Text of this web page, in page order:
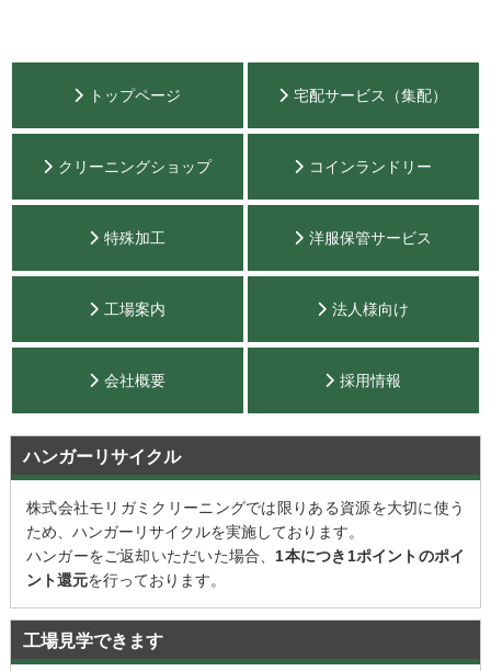
トップページ 宅配サービス（集配）
クリーニングショップ コインランドリー
特殊加工 洋服保管サービス
工場案内 法人様向け
会社概要 採用情報
ハンガーリサイクル
株式会社モリガミクリーニングでは限りある資源を大切に使う
ため、ハンガーリサイクルを実施しております。
ハンガーをご返却いただいた場合、 1本につき1ポイントのポイ
ント還元を行っております。
工場見学できます